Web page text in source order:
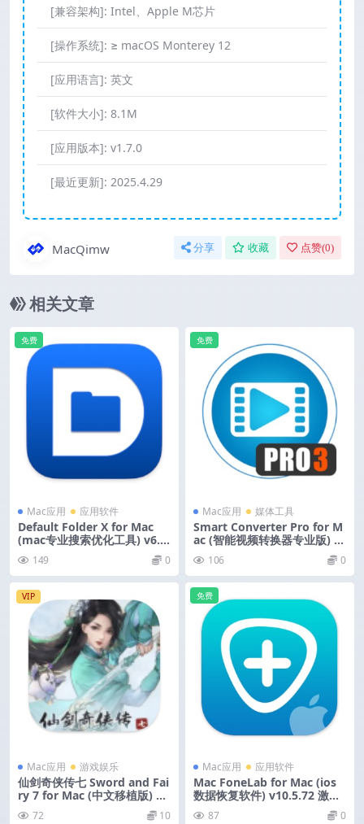
[兼容架构]: Intel、Apple M芯片
[操作系统]: ≥ macOS Monterey 12
[应用语言]: 英文
[软件大小]: 8.1M
[应用版本]: v1.7.0
[最近更新]: 2025.4.29
MacQimw 分享 收藏 点赞(0)
相关文章
Mac应用 应用软件
Default Folder X for Mac
(mac专业搜索优化工具) v6.2.
8 激活版
免费
149 0
Mac应用 媒体工具
Smart Converter Pro for M
ac (智能视频转换器专业版) v
3.1.6 激活版
免费
106 0
VIP
Mac应用 游戏娱乐
仙剑奇侠传七 Sword and Fai
ry 7 for Mac (中文移植版) v2
0325316
72 10
Mac应用 应用软件
Mac FoneLab for Mac (ios
数据恢复软件) v10.5.72 激活
版
免费
87 0